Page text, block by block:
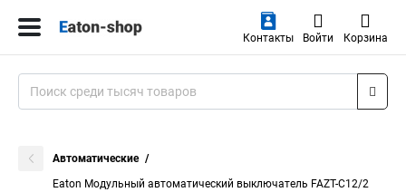
Контакты Войти Корзина
Автоматические
Eaton Модульный автоматический выключатель FAZT-C12/2